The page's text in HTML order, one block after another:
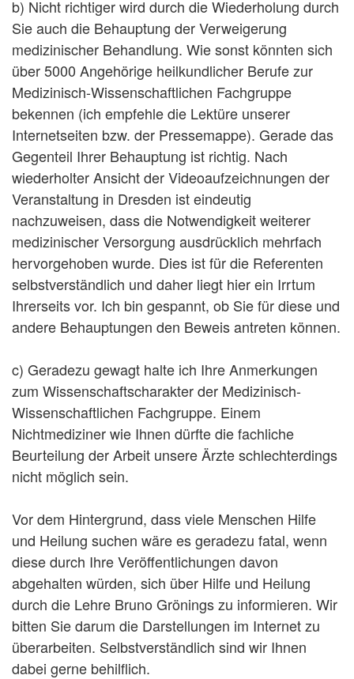
b) Nicht richtiger wird durch die Wiederholung durch
Sie auch die Behauptung der Verweigerung
medizinischer Behandlung. Wie sonst könnten sich
über 5000 Angehörige heilkundlicher Berufe zur
Medizinisch-Wissenschaftlichen Fachgruppe
bekennen (ich empfehle die Lektüre unserer
Internetseiten bzw. der Pressemappe). Gerade das
Gegenteil Ihrer Behauptung ist richtig. Nach
wiederholter Ansicht der Videoaufzeichnungen der
Veranstaltung in Dresden ist eindeutig
nachzuweisen, dass die Notwendigkeit weiterer
medizinischer Versorgung ausdrücklich mehrfach
hervorgehoben wurde. Dies ist für die Referenten
selbstverständlich und daher liegt hier ein Irrtum
Ihrerseits vor. Ich bin gespannt, ob Sie für diese und
andere Behauptungen den Beweis antreten können.
c) Geradezu gewagt halte ich Ihre Anmerkungen
zum Wissenschaftscharakter der Medizinisch-
Wissenschaftlichen Fachgruppe. Einem
Nichtmediziner wie Ihnen dürfte die fachliche
Beurteilung der Arbeit unsere Ärzte schlechterdings
nicht möglich sein.
Vor dem Hintergrund, dass viele Menschen Hilfe
und Heilung suchen wäre es geradezu fatal, wenn
diese durch Ihre Veröffentlichungen davon
abgehalten würden, sich über Hilfe und Heilung
durch die Lehre Bruno Grönings zu informieren. Wir
bitten Sie darum die Darstellungen im Internet zu
überarbeiten. Selbstverständlich sind wir Ihnen
dabei gerne behilflich.